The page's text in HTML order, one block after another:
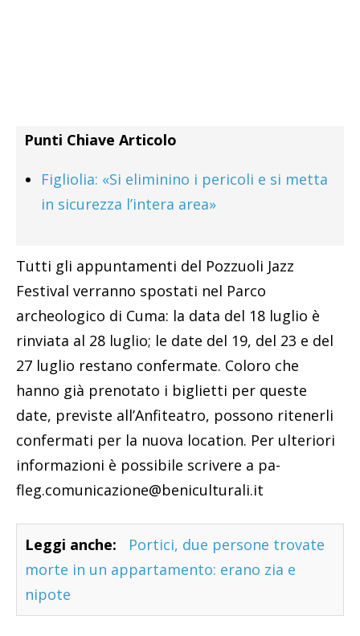
Punti Chiave Articolo
Figliolia: «Si eliminino i pericoli e si metta
in sicurezza l’intera area»
Tutti gli appuntamenti del Pozzuoli Jazz
Festival verranno spostati nel Parco
archeologico di Cuma: la data del 18 luglio è
rinviata al 28 luglio; le date del 19, del 23 e del
27 luglio restano confermate. Coloro che
hanno già prenotato i biglietti per queste
date, previste all’Anfiteatro, possono ritenerli
confermati per la nuova location. Per ulteriori
informazioni è possibile scrivere a pa-
fleg.comunicazione@beniculturali.it
Leggi anche:
Portici, due persone trovate
morte in un appartamento: erano zia e
nipote